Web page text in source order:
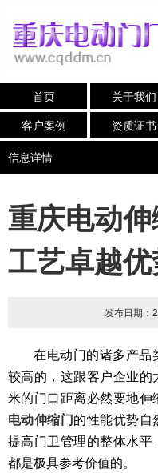
首页 关于我们
客户案例
资质证书
信息详情
重庆电动
工艺卓越
发布日期
在电动门的诸多产品
较高的，这跟客户企业
米的门口距离必然要地伸
电动伸缩门的性能优势自
提高门卫管理的整体水
都是极具参考价值的。